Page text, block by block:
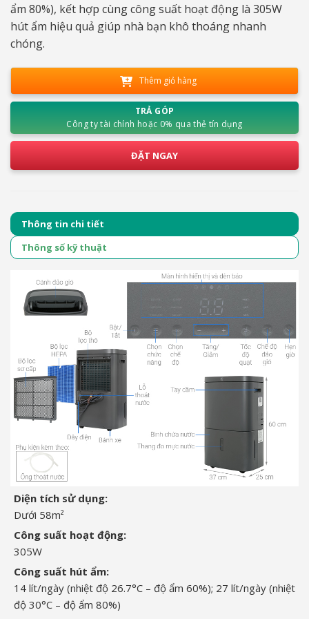
ẩm 80%), kết hợp cùng công suất hoạt động là 305W
hút ẩm hiệu quả giúp nhà bạn khô thoáng nhanh
chóng.
Thêm giỏ hàng
TRẢ GÓP
Công ty tài chính hoặc 0% qua thẻ tín dụng
ĐẶT NGAY
Thông tin chi tiết
Thông số kỹ thuật
Diện tích sử dụng:
Dưới 58m²
Công suất hoạt động:
305W
Công suất hút ẩm:
14 lít/ngày (nhiệt độ 26.7°C – độ ẩm 60%); 27 lít/ngày (nhiệt
độ 30°C – độ ẩm 80%)